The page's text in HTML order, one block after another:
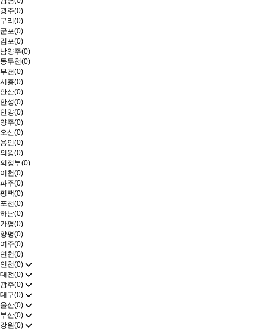
광주(0)
구리(0)
군포(0)
김포(0)
남양주(0)
동두천(0)
부천(0)
시흥(0)
안산(0)
안성(0)
안양(0)
양주(0)
오산(0)
용인(0)
의왕(0)
의정부(0)
이천(0)
파주(0)
평택(0)
포천(0)
하남(0)
가평(0)
양평(0)
여주(0)
연천(0)
인천(0)
대전(0)
광주(0)
대구(0)
울산(0)
부산(0)
강원(0)